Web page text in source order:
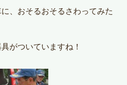
、おそるおそるさわってみた
がついていますね！